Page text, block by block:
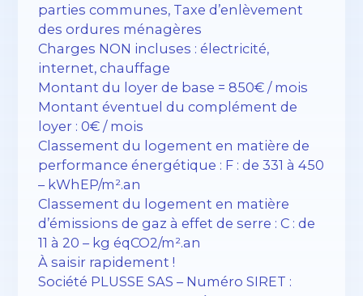
parties communes, Taxe d’enlèvement
des ordures ménagères
Charges NON incluses : électricité,
internet, chauffage
Montant du loyer de base = 850€ / mois
Montant éventuel du complément de
loyer : 0€ / mois
Classement du logement en matière de
performance énergétique : F : de 331 à 450
– kWhEP/m².an
Classement du logement en matière
d’émissions de gaz à effet de serre : C : de
11 à 20 – kg éqCO2/m².an
À saisir rapidement !
Société PLUSSE SAS – ​​Numéro SIRET :